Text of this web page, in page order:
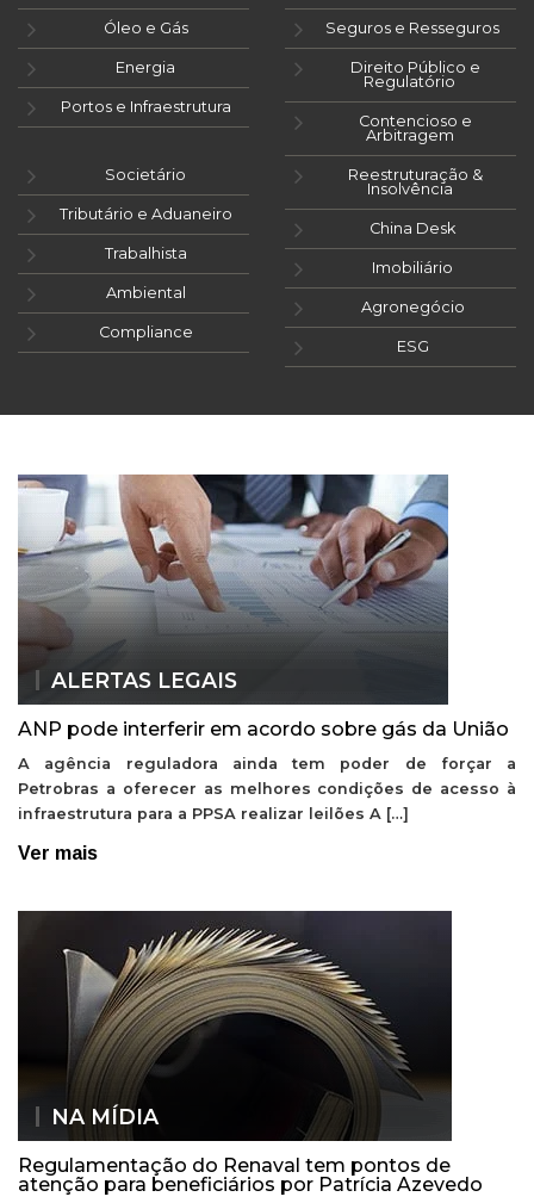
Óleo e Gás
Energia
Portos e Infraestrutura
Seguros e Resseguros
Direito Público e
Regulatório
Contencioso e
Arbitragem
Societário
Tributário e Aduaneiro
Trabalhista
Ambiental
Compliance
Reestruturação &
Insolvência
China Desk
Imobiliário
Agronegócio
ESG
ALERTAS LEGAIS
ANP pode interferir em acordo sobre gás da União
A agência reguladora ainda tem poder de forçar a
Petrobras a oferecer as melhores condições de acesso à
infraestrutura para a PPSA realizar leilões A […]
Ver mais
NA MÍDIA
Regulamentação do Renaval tem pontos de
atenção para beneficiários por Patrícia Azevedo